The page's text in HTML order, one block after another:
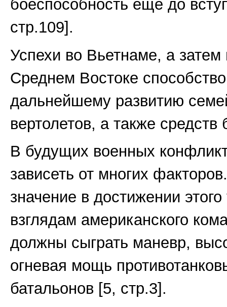
боеспособность еще до
стр.109].
Успехи во Вьетнаме, а
Среднем Востоке
дальнейшему развитию
вертолетов, а также
В будущих военных
зависеть от многих
значение в достижении
взглядам американского
должны сыграть маневр,
огневая мощь
батальонов [5, стр.3].